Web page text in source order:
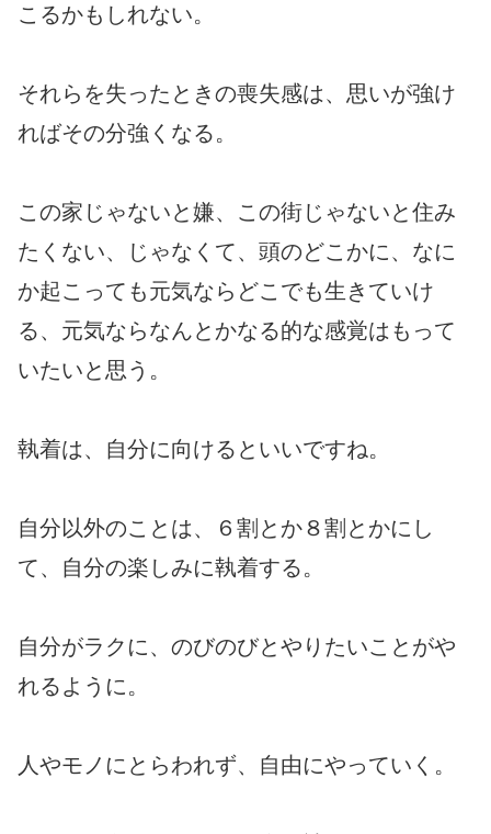
こるかもしれない。
それらを失ったときの喪失感は、思いが強け
ればその分強くなる。
この家じゃないと嫌、この街じゃないと住み
たくない、じゃなくて、頭のどこかに、なに
か起こっても元気ならどこでも生きていけ
る、元気ならなんとかなる的な感覚はもって
いたいと思う。
執着は、自分に向けるといいですね。
自分以外のことは、６割とか８割とかにし
て、自分の楽しみに執着する。
自分がラクに、のびのびとやりたいことがや
れるように。
人やモノにとらわれず、自由にやっていく。